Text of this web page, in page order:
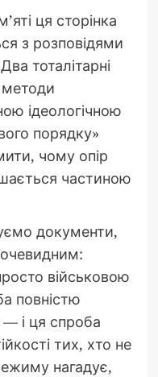
ця сторінка
з розповідями
тоталітарні
ідеологічною
порядку»
чому опір
частиною
документи,
очевидним:
військовою
повністю
і ця спроба
тих, хто не
нагадує,